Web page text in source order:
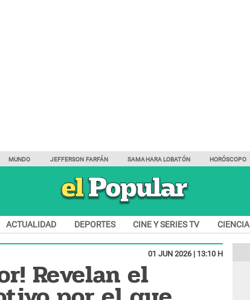
MUNDO JEFFERSON FARFÁN SAMAHARA LOBATÓN HORÓSCOPO
ACTUALIDAD DEPORTES CINE Y SERIES TV CIENCIA
01 JUN 2026 | 13:10 H
Revelan el